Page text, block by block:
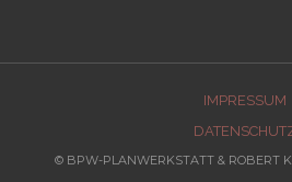
IMPRESSUM
© BPW-PLANWERKSTATT & ROBERT